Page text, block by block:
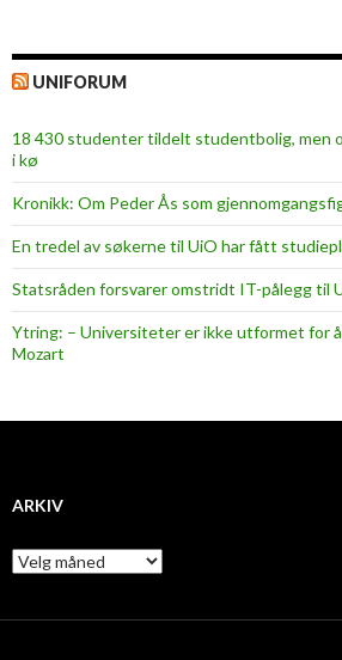
UNIFORUM
18 430 studenter tildelt studentbolig, men
i kø
Kronikk: Om Peder Ås som
En tredel av søkerne til UiO har fått
Statsråden forsvarer omstridt IT-pålegg til
Ytring: – Universiteter er ikke utformet for
Mozart
ARKIV
A
r
i